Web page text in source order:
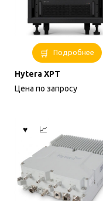
Подробнее
Hytera XPT
Цена по запросу